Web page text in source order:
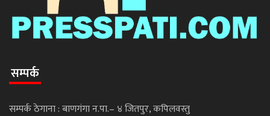
सम्पर्क
सम्पर्क ठेगाना : बाणगंगा न.पा.– ४ जितपुर, कपिलवस्तु